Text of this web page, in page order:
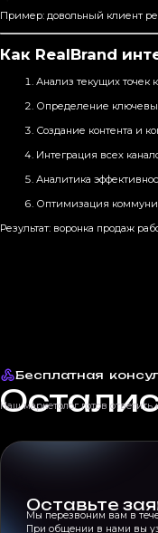
Пример: довольный клиент
Как RealBrand
Анализ текущих точек
Определение
Создание контента и
Интеграция всех
Аналитика
Оптимизация
Результат: воронка продаж
Бесплатная
Наш маркетолог готов
Оставьте
Мы перезвоним вам в
При общении в нами вы